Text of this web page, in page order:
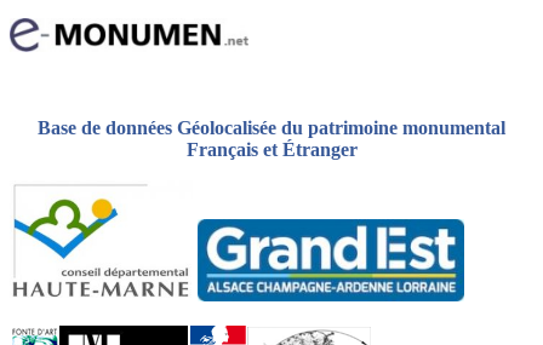
Base de données Géolocalisée du patrimoine monumental
Français et Étranger